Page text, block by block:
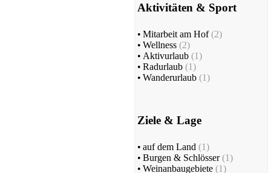
Aktivitäten & Sport
• Mitarbeit am Hof (2)
• Wellness (2)
• Aktivurlaub (1)
• Radurlaub (1)
• Wanderurlaub (1)
Ziele & Lage
• auf dem Land (1)
• Burgen & Schlösser(1)
• Weinanbaugebiete (1)